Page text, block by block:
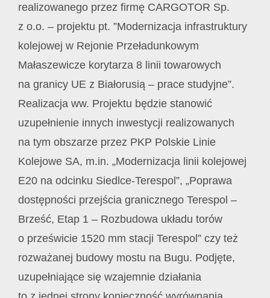
realizowanego przez firmę CARGOTOR Sp.
z o.o. – projektu pt. ”Modernizacja infrastruktury
kolejowej w Rejonie Przeładunkowym
Małaszewicze korytarza 8 linii towarowych
na granicy UE z Białorusią – prace studyjne”.
Realizacja ww. Projektu będzie stanowić
uzupełnienie innych inwestycji realizowanych
na tym obszarze przez PKP Polskie Linie
Kolejowe SA, m.in. „Modernizacja linii kolejowej
E20 na odcinku Siedlce-Terespol”, „Poprawa
dostępności przejścia granicznego Terespol –
Brześć, Etap 1 – Rozbudowa układu torów
o prześwicie 1520 mm stacji Terespol” czy też
rozważanej budowy mostu na Bugu. Podjęte,
uzupełniające się wzajemnie działania